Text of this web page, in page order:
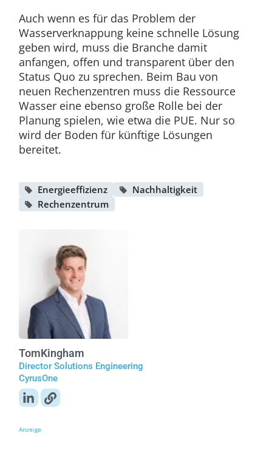
Auch wenn es für das Problem der
Wasserverknappung keine schnelle Lösung
geben wird, muss die Branche damit
anfangen, offen und transparent über den
Status Quo zu sprechen. Beim Bau von
neuen Rechenzentren muss die Ressource
Wasser eine ebenso große Rolle bei der
Planung spielen, wie etwa die PUE. Nur so
wird der Boden für künftige Lösungen
bereitet.
Energieeffizienz
Nachhaltigkeit
Rechenzentrum
TomKingham
Director Solutions Engineering
CyrusOne
Anzeige